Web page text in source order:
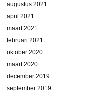
augustus 2021
april 2021
maart 2021
februari 2021
oktober 2020
maart 2020
december 2019
september 2019